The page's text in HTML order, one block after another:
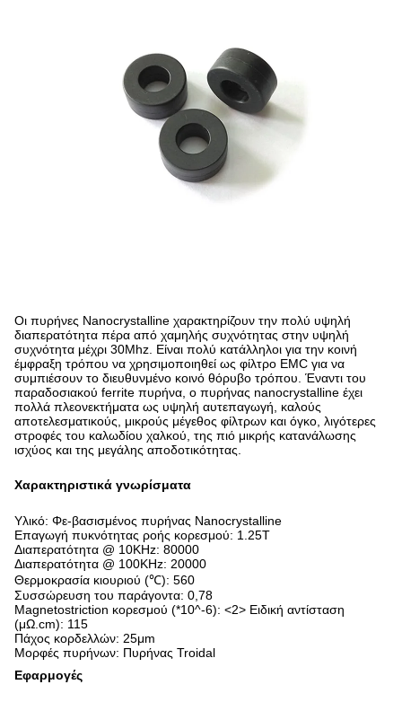
Οι πυρήνες Nanocrystalline χαρακτηρίζουν την πολύ υψηλή
διαπερατότητα πέρα από χαμηλής συχνότητας στην υψηλή
συχνότητα μέχρι 30Mhz. Είναι πολύ κατάλληλοι για την κοινή
έμφραξη τρόπου να χρησιμοποιηθεί ως φίλτρο EMC για να
συμπιέσουν το διευθυνμένο κοινό θόρυβο τρόπου. Έναντι του
παραδοσιακού ferrite πυρήνα, ο πυρήνας nanocrystalline έχει
πολλά πλεονεκτήματα ως υψηλή αυτεπαγωγή, καλούς
αποτελεσματικούς, μικρούς μέγεθος φίλτρων και όγκο, λιγότερες
στροφές του καλωδίου χαλκού, της πιό μικρής κατανάλωσης
ισχύος και της μεγάλης αποδοτικότητας.
Χαρακτηριστικά γνωρίσματα
Υλικό: Φε-βασισμένος πυρήνας Nanocrystalline
Επαγωγή πυκνότητας ροής κορεσμού: 1.25T
Διαπερατότητα @ 10KHz: 80000
Διαπερατότητα @ 100KHz: 20000
Θερμοκρασία κιουριού (℃): 560
Συσσώρευση του παράγοντα: 0,78
Magnetostriction κορεσμού (*10^-6): <2> Ειδική αντίσταση
(μΩ.cm): 115
Πάχος κορδελλών: 25μm
Μορφές πυρήνων: Πυρήνας Troidal
Εφαρμογές